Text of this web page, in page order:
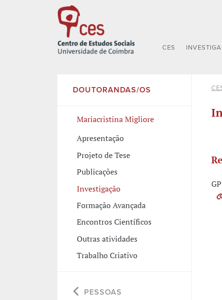
CES
DOUTORANDAS/OS
Mariacristina Migliore
Apresentação
Projeto de Tese
Publicações
Investigação
Formação Avançada
Encontros Científicos
Outras atividades
Trabalho Criativo
PESSOAS